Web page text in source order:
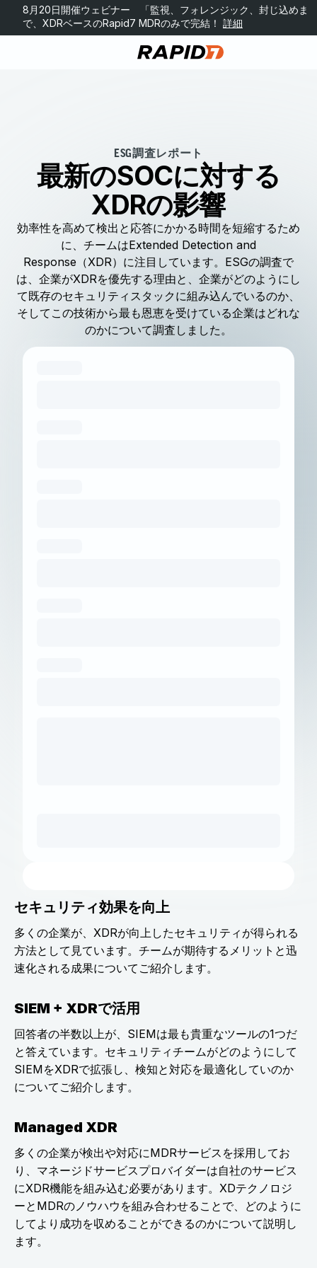
8月20日開催ウェビナー 「監視、フォレンジック、封じ込めま
で、XDRベースのRapid7 MDRのみで完結！ 詳細
ESG調査レポート
最新のSOCに対する
XDRの影響
効率性を高めて検出と応答にかかる時間を短縮するため
に、チームはExtended Detection and
Response（XDR）に注目しています。ESGの調査で
は、企業がXDRを優先する理由と、企業がどのようにし
て既存のセキュリティスタックに組み込んでいるのか、
そしてこの技術から最も恩恵を受けている企業はどれな
のかについて調査しました。
セキュリティ効果を向上
多くの企業が、XDRが向上したセキュリティが得られる
方法として見ています。チームが期待するメリットと迅
速化される成果についてご紹介します。
SIEM + XDRで活用
回答者の半数以上が、SIEMは最も貴重なツールの1つだ
と答えています。セキュリティチームがどのようにして
SIEMをXDRで拡張し、検知と対応を最適化していのか
についてご紹介します。
Managed XDR
多くの企業が検出や対応にMDRサービスを採用してお
り、マネージドサービスプロバイダーは自社のサービス
にXDR機能を組み込む必要があります。XDテクノロジ
ーとMDRのノウハウを組み合わせることで、どのように
してより成功を収めることができるのかについて説明し
ます。